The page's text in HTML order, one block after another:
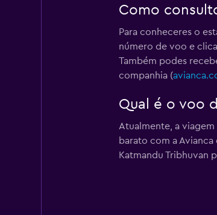
Como
Para conheceres o
número de voo e
Também podes
companhia (
Qual é o voo
Atualmente, a
barato com a
Katmandu Tribhuvan